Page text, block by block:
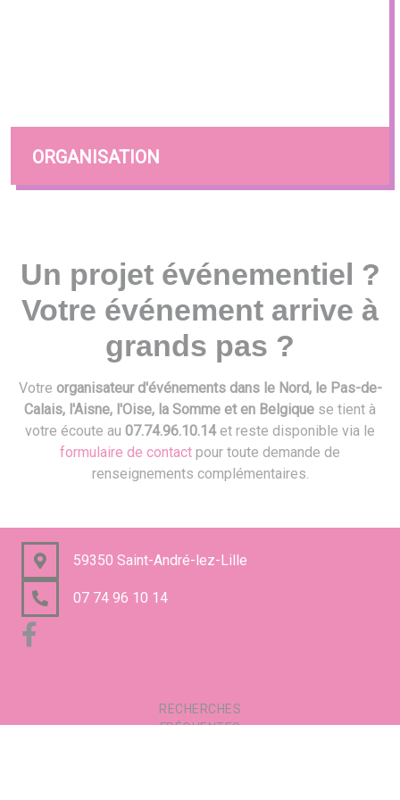
ORGANISATION
Un projet événementiel ?
Votre événement arrive à
grands pas ?
Votre organisateur d'événements dans le Nord, le Pas-de-
Calais, l'Aisne, l'Oise, la Somme et en Belgique se tient à
votre écoute au 07.74.96.10.14et reste disponible via le
formulaire de contact pour toute demande de
renseignements complémentaires.
59350 Saint-André-lez-Lille
07 74 96 10 14
RECHERCHES
FRÉQUENTES